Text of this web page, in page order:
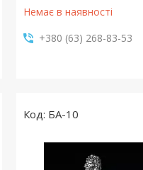
Немає в наявності
+380 (63) 268-83-53
БА-10